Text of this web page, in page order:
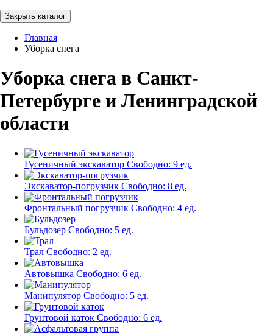
Закрыть каталог
Главная
Уборка снега
Уборка снега в Санкт-
Петербурге и Ленинградской
области
Гусеничный экскаватор Свободно: 9 ед.
Экскаватор-погрузчик Свободно: 8 ед.
Фронтальный погрузчик Свободно: 4 ед.
Бульдозер Свободно: 5 ед.
Трал Свободно: 2 ед.
Автовышка Свободно: 6 ед.
Манипулятор Свободно: 5 ед.
Грунтовой каток Свободно: 6 ед.